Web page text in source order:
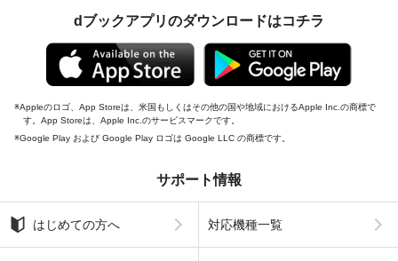
dブックアプリのダウンロードはコチラ
Appleのロゴ、App Storeは、米国もしくはその他の国や地域におけるApple Inc.の商標で
す。App Storeは、Apple Inc.のサービスマークです。
Google Play および Google Play ロゴは Google LLC の商標です。
サポート情報
はじめての方へ 対応機種一覧